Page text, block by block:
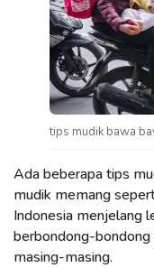
tips mudik bawa
Ada beberapa tips
mudik memang
Indonesia menjelang
berbondong-bondong
masing-masing.